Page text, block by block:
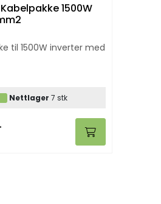
1500W
til 1500W inverter med
Nettlager 7 stk